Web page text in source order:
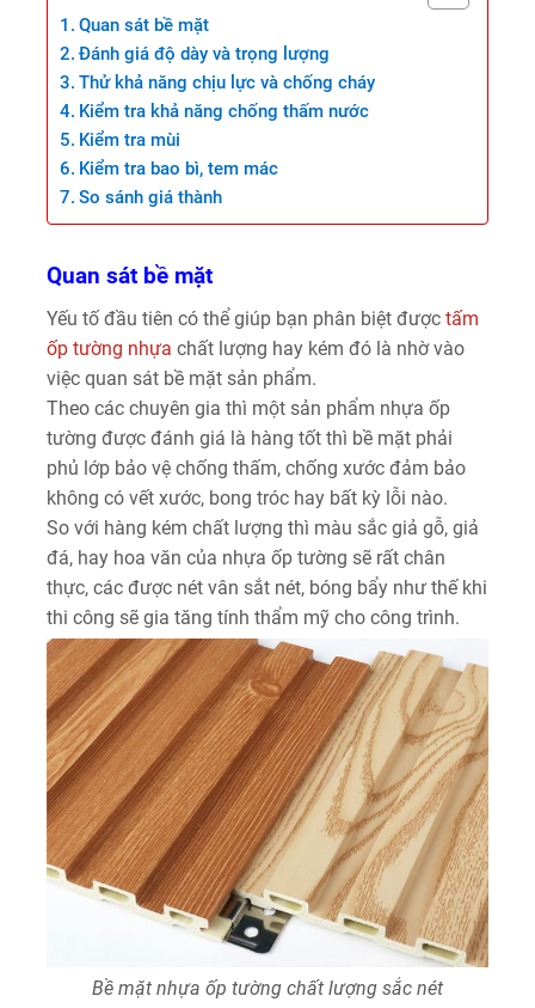
Quan sát bề mặt
Đánh giá độ dày và trọng lượng
Thử khả năng chịu lực và chống cháy
Kiểm tra khả năng chống thấm nước
Kiểm tra mùi
Kiểm tra bao bì, tem mác
So sánh giá thành
Quan sát bề mặt
Yếu tố đầu tiên có thể giúp bạn phân biệt được tấm
ốp tường nhựa chất lượng hay kém đó là nhờ vào
việc quan sát bề mặt sản phẩm.
Theo các chuyên gia thì một sản phẩm nhựa ốp
tường được đánh giá là hàng tốt thì bề mặt phải
phủ lớp bảo vệ chống thấm, chống xước đảm bảo
không có vết xước, bong tróc hay bất kỳ lỗi nào.
So với hàng kém chất lượng thì màu sắc giả gỗ, giả
đá, hay hoa văn của nhựa ốp tường sẽ rất chân
thực, các được nét vân sắt nét, bóng bẩy như thế khi
thi công sẽ gia tăng tính thẩm mỹ cho công trình.
Bề mặt nhựa ốp tường chất lượng sắc nét